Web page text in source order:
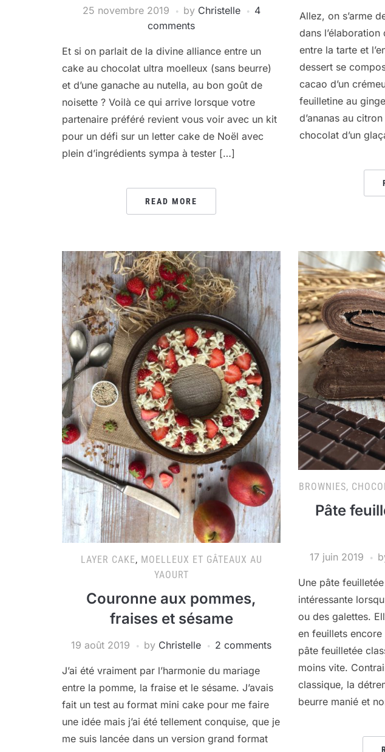
25 novembre 2019 by Christelle
4
comments
Et si on parlait de la divine alliance entre un
cake au chocolat ultra moelleux (sans beurre)
et d’une ganache au nutella, au bon goût de
noisette ? Voilà ce qui arrive lorsque votre
partenaire préféré revient vous voir avec un kit
pour un défi sur un letter cake de Noël avec
plein d’ingrédients sympa à tester […]
READ MORE
Allez, on s’arme
dans
entre la tarte et
dessert se
cacao d’un
feuilletine au
d’ananas au
chocolat d’un
LAYER CAKE, MOELLEUX ET GÂTEAUX AU
YAOURT
Couronne aux pommes,
fraises et sésame
19 août 2019 by Christelle 2 comments
J’ai été vraiment par l’harmonie du mariage
entre la pomme, la fraise et le sésame. J’avais
fait un test au format mini cake pour me faire
une idée mais j’ai été tellement conquise, que je
me suis lancée dans un version grand format
BROWNIES,
Pâte
17 juin 2019
Une pâte
intéressante
ou des galettes.
en feuillets encore
pâte feuilletée
moins vite.
classique, la
beurre manié et